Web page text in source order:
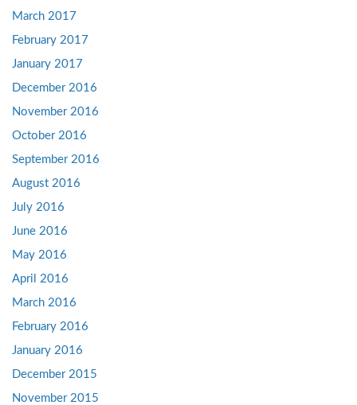
March 2017
February 2017
January 2017
December 2016
November 2016
October 2016
September 2016
August 2016
July 2016
June 2016
May 2016
April 2016
March 2016
February 2016
January 2016
December 2015
November 2015